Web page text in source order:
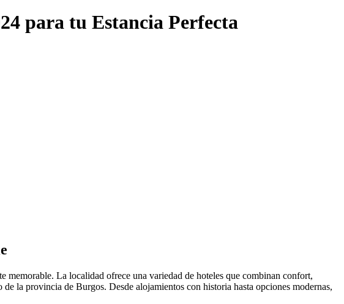
para tu Estancia Perfecta
La localidad ofrece una variedad de hoteles que combinan confort,
la provincia de Burgos. Desde alojamientos con historia hasta opciones modernas,